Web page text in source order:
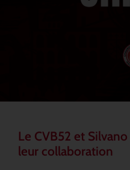
Le CVB52 et
leur collaboration